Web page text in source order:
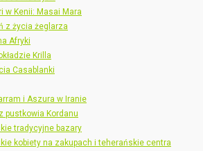
w Kenii: Masai Mara
z życia żeglarza
Afryki
Krilla
Casablanki
i Aszura w Iranie
pustkowia Kordanu
tradycyjne bazary
kobiety na zakupach i teherańskie centra